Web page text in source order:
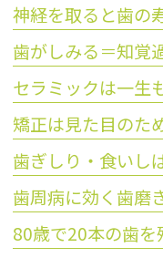
神経を取ると歯の
歯がしみる＝知覚
セラミックは一生
歯ぎしり・食いし
歯周病に効く歯磨